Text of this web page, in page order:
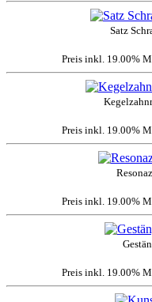
Satz
Preis inkl. 19.00%
Preis inkl. 19.00%
Preis inkl. 19.00%
Preis inkl. 19.00%